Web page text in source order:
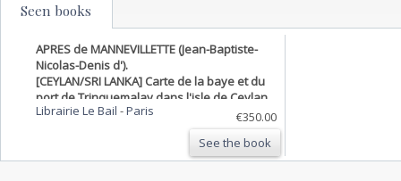
Seen books
APRES de MANNEVILLETTE (Jean-Baptiste-
Nicolas-Denis d').
[CEYLAN/SRI LANKA] Carte de la baye et du
port de Trinquemalay dans l'isle de Ceylan.
Librairie Le Bail -Paris
€350.00
See the book